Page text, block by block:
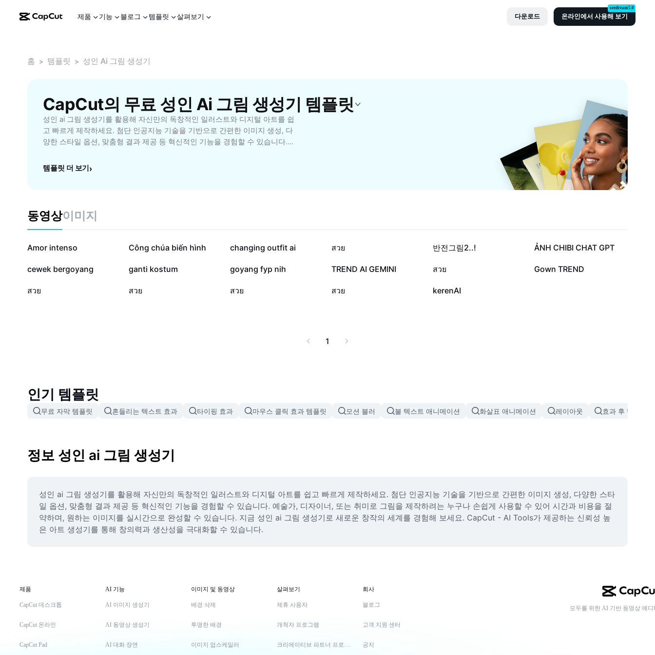
제품 기능 블로그 템플릿 살펴보기 다운로드 온라인에서 사용해 보기
seedream5.0
홈 > 템플릿 > 성인 Ai 그림 생성기
CapCut의 무료 성인 Ai 그림 생성기 템플릿
성인 ai 그림 생성기를 활용해 자신만의 독창적인 일러스트와 디지털 아트를 쉽
고 빠르게 제작하세요. 첨단 인공지능 기술을 기반으로 간편한 이미지 생성, 다
양한 스타일 옵션, 맞춤형 결과 제공 등 혁신적인 기능을 경험할 수 있습니다.
어 시간과 비용을 절약하며, 원하는 이미지를 실시간으로 완성할 수 있습니다.
템플릿 더 보기›
동영상이미지
19만
Amor intenso 14.9만
Công chúa biến hình 14.5만
changing outfit ai 8.9만
สวย 2.4만
반전그림2..! 2.3만
ẢNH CHIBI CHAT GPT
1.9만
cewek bergoyang 1.5만
ganti kostum 6.3천
goyang fyp nih 5.8천
TREND AI GEMINI 5.1천
สวย 3.2천
Gown TREND
1.9천
สวย 296
สวย 208
สวย 81
สวย 20
kerenAI
1
인기 템플릿
무료 자막 템플릿 흔들리는 텍스트 효과 타이핑 효과 마우스 클릭 효과 템플릿 모션 블러 불 텍스트 애니메이션 화살표 애니메이션 레이아웃 효과 후 반짝이
정보 성인 ai 그림 생성기
성인 ai 그림 생성기를 활용해 자신만의 독창적인 일러스트와 디지털 아트를 쉽고 빠르게 제작하세요. 첨단 인공지능 기술을 기반으로 간편한 이미지 생성, 다양한 스타
일 옵션, 맞춤형 결과 제공 등 혁신적인 기능을 경험할 수 있습니다. 예술가, 디자이너, 또는 취미로 그림을 제작하려는 누구나 손쉽게 사용할 수 있어 시간과 비용을 절
약하며, 원하는 이미지를 실시간으로 완성할 수 있습니다. 지금 성인 ai 그림 생성기로 새로운 창작의 세계를 경험해 보세요. CapCut - AI Tools가 제공하는 신뢰성 높
은 아트 생성기를 통해 창의력과 생산성을 극대화할 수 있습니다.
제품
CapCut 데스크톱
CapCut 온라인
CapCut Pad
AI 기능
AI 이미지 생성기
AI 동영상 생성기
AI 대화 장면
이미지 및 동영상
배경 삭제
투명한 배경
이미지 업스케일러
살펴보기
제휴 사용자
개척자 프로그램
크리에이티브 파트너 프로그램
회사
블로그
고객 지원 센터
공지
모두를 위한 AI 기반 동영상 에디